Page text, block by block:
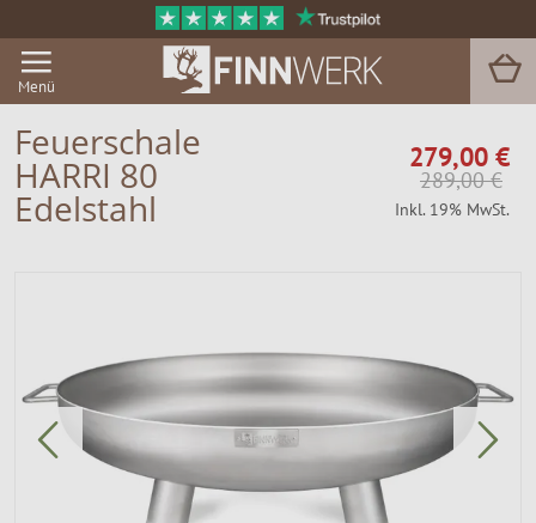
Menü
Grill & BBQ
Zu Hause
Service
Feuerschale
HARRI 80
Edelstahl
279,00 €
289,00 €
Inkl. 19% MwSt.